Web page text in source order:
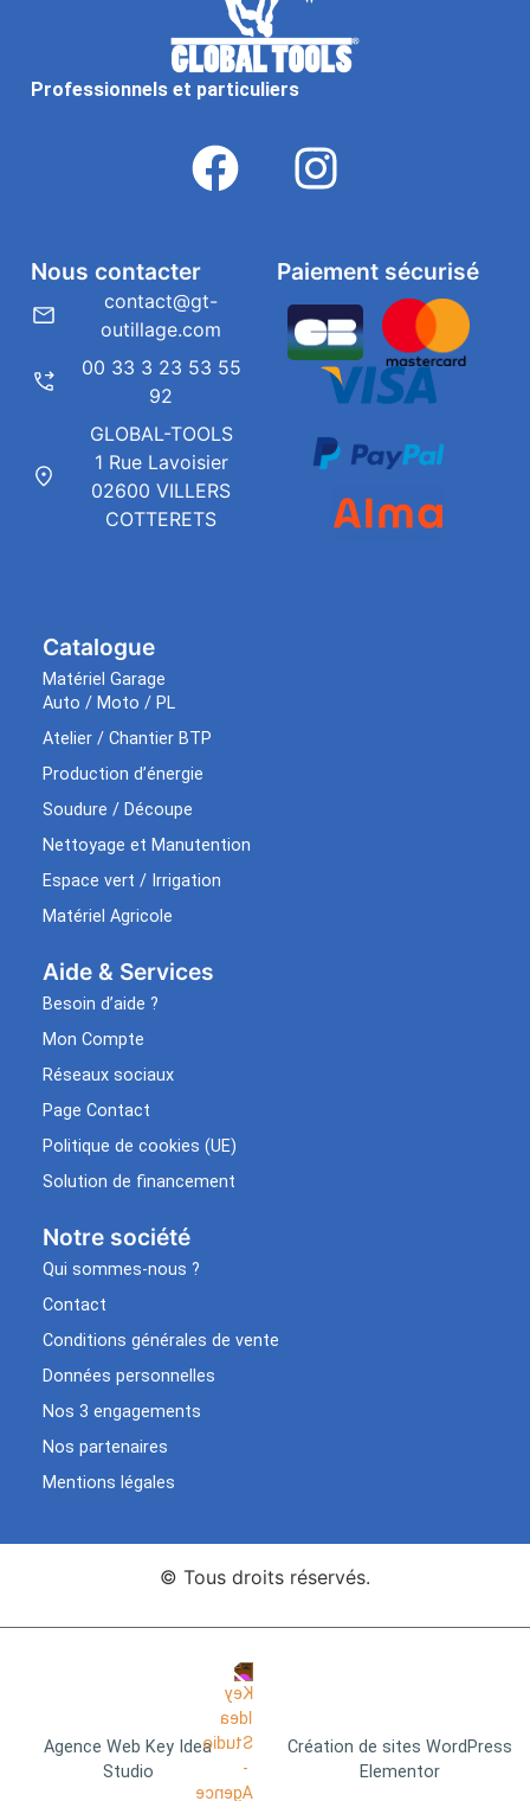
Professionnels et particuliers
Catalogue
Matériel Garage
Auto / Moto / PL
Atelier / Chantier BTP
Production d’énergie
Soudure / Découpe
Nettoyage et Manutention
Espace vert / Irrigation
Matériel Agricole
Aide & Services​
Besoin d’aide ?
Mon Compte
Réseaux sociaux
Page Contact
Politique de cookies (UE)
Solution de financement
Notre société
Qui sommes-nous ?
Contact
Conditions générales de vente
Données personnelles
Nos 3 engagements
Nos partenaires
Mentions légales
Paiement sécurisé
Nous contacter
contact@gt-
outillage.com
00 33 3 23 53 55
92
GLOBAL-TOOLS
1 Rue Lavoisier
02600 VILLERS
COTTERETS
© Tous droits réservés.
Agence Web Key Idea
Studio
Création de sites WordPress
Elementor